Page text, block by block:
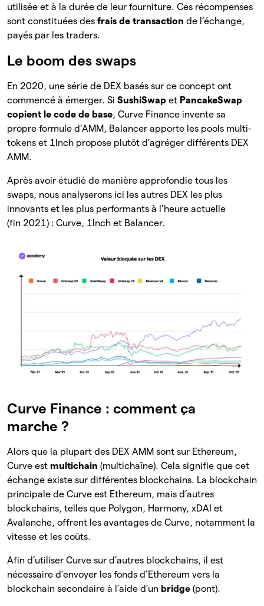
utilisée et à la durée de leur fourniture. Ces récompenses
sont constituées des frais de transaction de l’échange,
payés par les traders.
Le boom des swaps
En 2020, une série de DEX basés sur ce concept ont
commencé à émerger. Si SushiSwap et PancakeSwap
copient le code de base, Curve Finance invente sa
propre formule d’AMM, Balancer apporte les pools multi-
tokens et 1Inch propose plutôt d’agréger différents DEX
AMM.
Après avoir étudié de manière approfondie tous les
swaps, nous analyserons ici les autres DEX les plus
innovants et les plus performants à l’heure actuelle
(fin 2021) : Curve, 1Inch et Balancer.
Curve Finance : comment ça
marche ?
Alors que la plupart des DEX AMM sont sur Ethereum,
Curve est multichain (multichaîne). Cela signifie que cet
échange existe sur différentes blockchains. La blockchain
principale de Curve est Ethereum, mais d’autres
blockchains, telles que Polygon, Harmony, xDAI et
Avalanche, offrent les avantages de Curve, notamment la
vitesse et les coûts.
Afin d’utiliser Curve sur d’autres blockchains, il est
nécessaire d’envoyer les fonds d’Ethereum vers la
blockchain secondaire à l’aide d’un bridge (pont).